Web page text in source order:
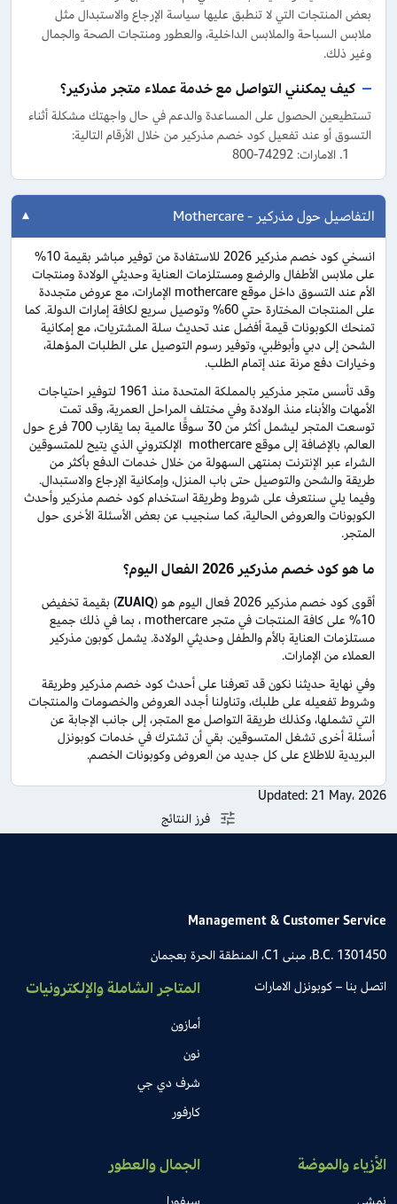
بعض المنتجات التي لا تنطبق عليها سياسة الإرجاع والاستبدال مثل
ملابس السباحة والملابس الداخلية، والعطور ومنتجات الصحة والجمال
وغير ذلك.
كيف يمكنني التواصل مع خدمة عملاء متجر مذركير؟
تستطيعين الحصول على المساعدة والدعم في حال واجهتك مشكلة أثناء
التسوق أو عند تفعيل كود خصم مذركير من خلال الأرقام التالية:
الامارات: 74292-800
التفاصيل حول مذركير - Mothercare
انسخي كود خصم مذركير 2026 للاستفادة من توفير مباشر بقيمة 10%
على ملابس الأطفال والرضع ومستلزمات العناية وحديثي الولادة ومنتجات
الأم عند التسوق داخل موقع mothercare الإمارات، مع عروض متجددة
على المنتجات المختارة حتي 60% وتوصيل سريع لكافة إمارات الدولة. كما
تمنحك الكوبونات قيمة أفضل عند تحديث سلة المشتريات، مع إمكانية
الشحن إلى دبي وأبوظبي، وتوفير رسوم التوصيل على الطلبات المؤهلة،
وخيارات دفع مرنة عند إتمام الطلب.
وقد تأسس متجر مذركير بالمملكة المتحدة منذ 1961 لتوفير احتياجات
الأمهات والأبناء منذ الولادة وفي مختلف المراحل العمرية، وقد تمت
توسعت المتجر ليشمل أكثر من 30 سوقًا عالمية بما يقارب 700 فرع حول
العالم، بالإضافة إلى موقع mothercare الإلكتروني الذي يتيح للمتسوقين
الشراء عبر الإنترنت بمنتهى السهولة من خلال خدمات الدفع بأكثر من
طريقة والشحن والتوصيل حتى باب المنزل، وإمكانية الإرجاع والاستبدال.
وفيما يلي سنتعرف على شروط وطريقة استخدام كود خصم مذركير وأحدث
الكوبونات والعروض الحالية، كما سنجيب عن بعض الأسئلة الأخرى حول
المتجر.
ما هو كود خصم مذركير 2026 الفعال اليوم؟
أقوى كود خصم مذركير 2026 فعال اليوم هو ( ZUAIQ) بقيمة تخفيض
10% على كافة المنتجات في متجر mothercare ، بما في ذلك جميع
مستلزمات العناية بالأم والطفل وحديثي الولادة. يشمل كوبون مذركير
العملاء من الإمارات.
وفي نهاية حديثنا نكون قد تعرفنا على أحدث كود خصم مذركير وطريقة
وشروط تفعيله على طلبك، وتناولنا أجدد العروض والخصومات والمنتجات
التي تشملها، وكذلك طريقة التواصل مع المتجر، إلى جانب الإجابة عن
أسئلة أخرى تشغل المتسوقين. بقي أن تشترك في خدمات كوبونزل
البريدية للاطلاع على كل جديد من العروض وكوبونات الخصم.
Updated: 21 May، 2026
فرز النتائج
Management & Customer Service
B.C. 1301450، مبنى C1، المنطقة الحرة بعجمان
اتصل بنا – كوبونزل الامارات
المتاجر الشاملة والإلكترونيات
أمازون
نون
شرف دي جي
كارفور
الأزياء والموضة الجمال والعطور